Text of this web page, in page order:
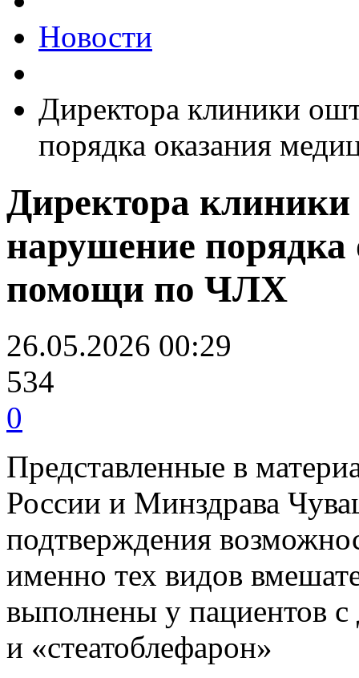
Новости
Директора клиники
порядка оказания
Директора
нарушение порядка
помощи по ЧЛХ
26.05.2026 00:29
534
0
Представленные в
России и Минздрава
подтверждения
именно тех видов
выполнены у пациентов с
и «стеатоблефарон»